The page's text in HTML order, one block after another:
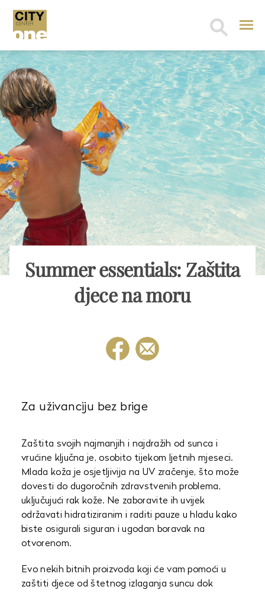
Search
Summer essentials: Zaštita
djece na moru
Za uživanciju bez brige
Zaštita svojih najmanjih i najdražih od sunca i
vrućine ključna je, osobito tijekom ljetnih mjeseci.
Mlada koža je osjetljivija na UV zračenje, što može
dovesti do dugoročnih zdravstvenih problema,
uključujući rak kože. Ne zaboravite ih uvijek
održavati hidratiziranim i raditi pauze u hladu kako
biste osigurali siguran i ugodan boravak na
otvorenom.
Evo nekih bitnih proizvoda koji će vam pomoći u
zaštiti djece od štetnog izlaganja suncu dok